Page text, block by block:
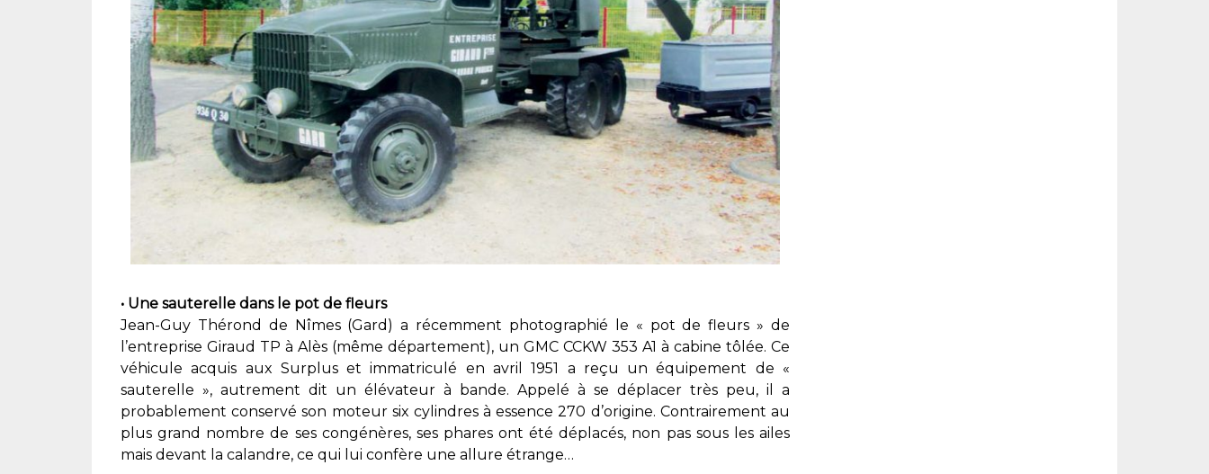
• Une sauterelle dans le pot de fleurs
Jean-Guy Thérond de Nîmes (Gard) a récemment photographié le « pot de fleurs » de
l’entreprise Giraud TP à Alès (même département), un GMC CCKW 353 A1 à cabine tôlée. Ce
véhicule acquis aux Surplus et immatriculé en avril 1951 a reçu un équipement de «
sauterelle », autrement dit un élévateur à bande. Appelé à se déplacer très peu, il a
probablement conservé son moteur six cylindres à essence 270 d’origine. Contrairement au
plus grand nombre de ses congénères, ses phares ont été déplacés, non pas sous les ailes
mais devant la calandre, ce qui lui confère une allure étrange…